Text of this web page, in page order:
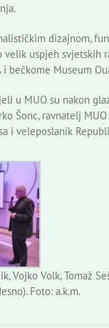
dizajnom,
uspjeh svjetskih
bečkome Museum
u MUO su nakon
Šonc, ravnatelj
i veleposlanik
Vojko Volk, Tomaž
Foto: a.k.m.